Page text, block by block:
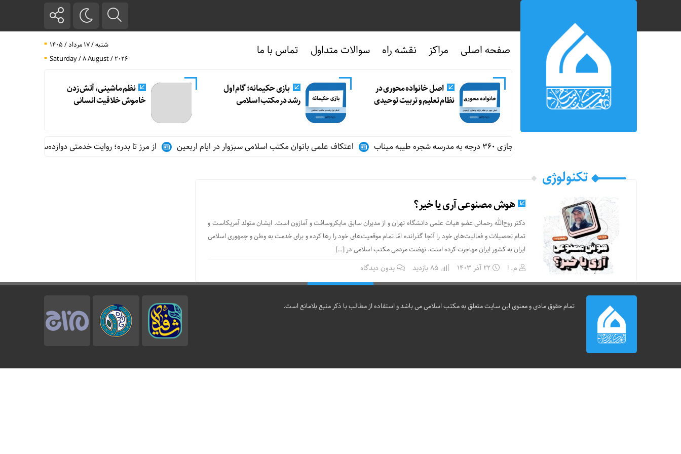
صفحه اصلی مراکز نقشه راه سوالات متداول تماس با ما
شنبه / ۱۷ مرداد / ۱۴۰۵
Saturday / 8 August / 2026
اصل خانواده محوری در
نظام تعلیم و تربیت توحیدی
بازی حکیمانه؛ گام اول
رشد در مکتب اسلامی
نظم ماشینی، آتش زدن
خاموش خلاقیت انسانی
رونمایی از اولین سایت سفر مجازی ۳۶۰ درجه به مدرسه شجره طیبه میناب اعتکاف علمی بانوان مکتب اسلامی سبزوار در ایام اربعین از مرز تا بدره؛ روایت خدمتی دوازده‌ساله در مسیر
تکنولوژی
هوش مصنوعی آری یا خیر؟
دکتر روح‌الله رحمانی عضو هیات علمی دانشگاه تهران و از مدیران سابق مایکروسافت و آمازون است. ایشان متولد آمریکاست و
تمام تحصیلات و فعالیت‌های خود را آنجا گذرانده امّا تمام موقعیت‌های خود را رها کرده و برای خدمت به وطن و جمهوری اسلامی
ایران به کشور ایران مهاجرت کرده است. نهضت مردمی مکتب اسلامی در […]
م. ا ۲۲ آذر ۱۴۰۳ بدون دیدگاه
تمام حقوق مادی و معنوی این سایت متعلق به مکتب اسلامی می باشد و استفاده از مطالب با ذکر منبع بلامانع است.